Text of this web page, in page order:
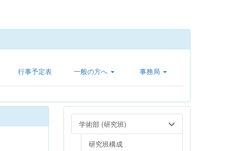
行事予定表 一般の方へ 事務局
学術部 (研究班)
研究班構成